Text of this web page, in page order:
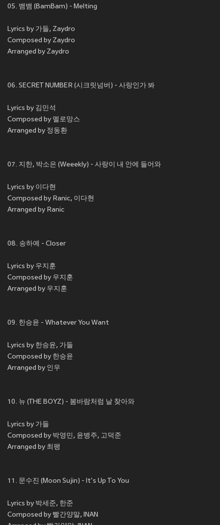
05. 뱀뱀 (BamBam) - Melting
Lyrics by 가들, Zaydro
Composed by Zaydro
Arranged by Zaydro
06. SECRET NUMBER (시크릿넘버) - 사랑인가 봐
Lyrics by 김민석
Composed by 멜로망스
Arranged by 정동환
07. 지한, 박소은 (Weeekly) - 사랑이 내 안에 들어와
Lyrics by 이다현
Composed by Ranic, 이다현
Arranged by Ranic
08. 송하예 - Closer
Lyrics by 우지훈
Composed by 우지훈
Arranged by 우지훈
09. 한승윤 - Whatever You Want
Lyrics by 한승윤, 가들
Composed by 한승윤
Arranged by 인우
10. 뉴 (THE BOYZ) - 봄바람처럼 날 찾아와
Lyrics by 가들
Composed by 박영민, 윤병주, 고덕준
Arranged by 최팽
11. 문수진 (Moon Sujin) - It's Up To You
Lyrics by 박세준, 한준
Composed by 빨간양말, INAN